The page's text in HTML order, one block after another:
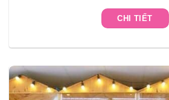
CHI TIẾT